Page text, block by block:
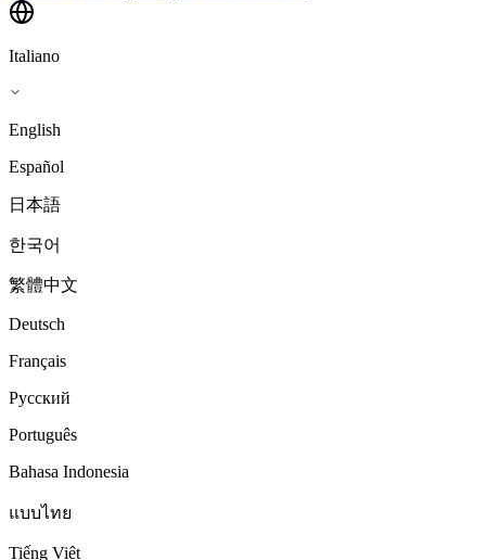
Italiano
English
Español
日本語
한국어
繁體中文
Deutsch
Français
Русский
Português
Bahasa Indonesia
แบบไทย
Tiếng Việt